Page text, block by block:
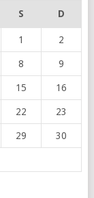
S D
1 2
8 9
15 16
22 23
29 30